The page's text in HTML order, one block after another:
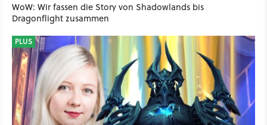
WoW: Wir fassen die Story von Shadowlands bis
Dragonflight zusammen
PLUS